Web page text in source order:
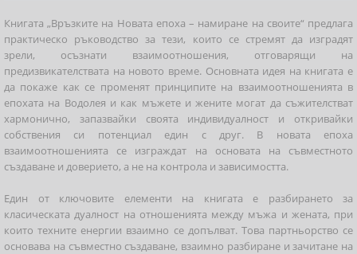
Книгата „Връзките на Новата епоха – намиране на своите“ предлага
практическо ръководство за тези, които се стремят да изградят
зрели, осъзнати взаимоотношения, отговарящи на
предизвикателствата на новото време. Основната идея на книгата е
да покаже как се променят принципите на взаимоотношенията в
епохата на Водолея и как мъжете и жените могат да съжителстват
хармонично, запазвайки своята индивидуалност и откривайки
собствения си потенциал един с друг. В новата епоха
взаимоотношенията се изграждат на основата на съвместното
създаване и доверието, а не на контрола и зависимостта.
Един от ключовите елементи на книгата е разбирането за
класическата дуалност на отношенията между мъжа и жената, при
които техните енергии взаимно се допълват. Това партньорство се
основава на съвместно създаване, взаимно разбиране и зачитане на